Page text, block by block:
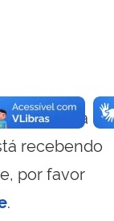
essa
recebendo
por favor
.